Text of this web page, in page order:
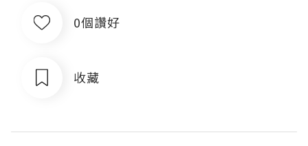
0個讚好
收藏